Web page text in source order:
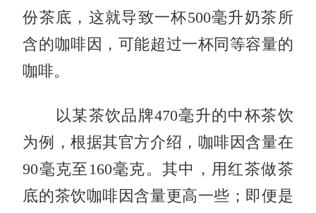
份茶底，这就导致一杯500毫升奶茶所
含的咖啡因，可能超过一杯同等容量的
咖啡。
以某茶饮品牌470毫升的中杯茶饮
为例，根据其官方介绍，咖啡因含量在
90毫克至160毫克。其中，用红茶做茶
底的茶饮咖啡因含量更高一些；即便是